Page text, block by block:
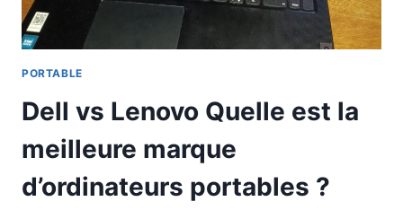
PORTABLE
Dell vs Lenovo Quelle est la
meilleure marque
d’ordinateurs portables ?